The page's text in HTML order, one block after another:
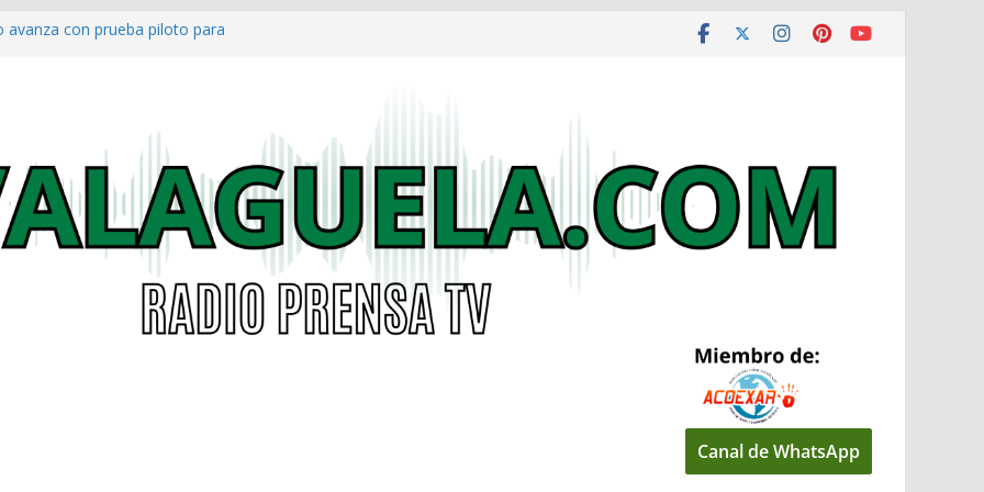
avanza con prueba piloto para
eléctricas: alcaldías podrán
garantizar acceso digno a
ya cuenta con parques infantiles
Canal de WhatsApp